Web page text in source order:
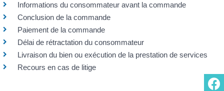
Informations du consommateur avant la commande
Conclusion de la commande
Paiement de la commande
Délai de rétractation du consommateur
Livraison du bien ou exécution de la prestation de services
Recours en cas de litige